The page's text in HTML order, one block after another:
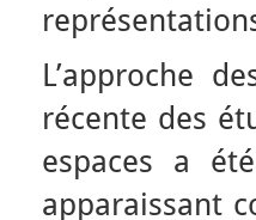
L’approche
récente des
espaces a
apparaissant